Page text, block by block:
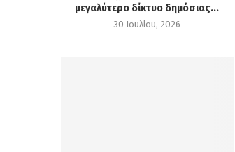
μεγαλύτερο δίκτυο δημόσιας...
30 Ιουλίου, 2026